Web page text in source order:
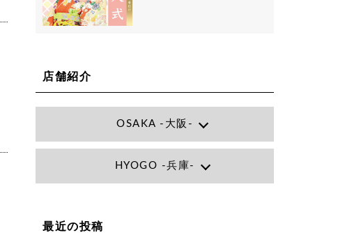
店舗紹介
OSAKA -大阪-
Lee大阪店
大阪府大阪市北区小松原町1-27梅田エ
HYOGO -兵庫-
最近の投稿